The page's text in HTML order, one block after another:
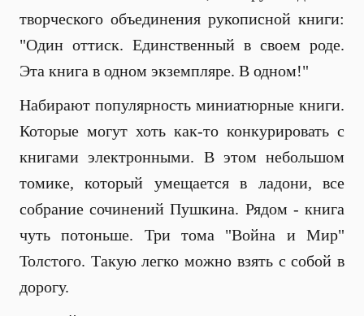
творческого объединения рукописной книги:
"Один оттиск. Единственный в своем роде.
Эта книга в одном экземпляре. В одном!"
Набирают популярность миниатюрные книги.
Которые могут хоть как-то конкурировать с
книгами электронными. В этом небольшом
томике, который умещается в ладони, все
собрание сочинений Пушкина. Рядом - книга
чуть потоньше. Три тома "Война и Мир"
Толстого. Такую легко можно взять с собой в
дорогу.